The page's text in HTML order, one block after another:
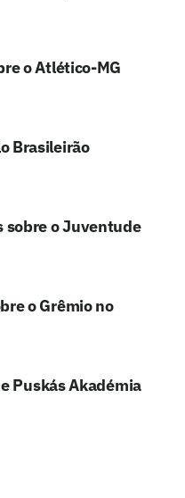
o Atlético-MG
Brasileirão
sobre o Juventude
o Grêmio no
Puskás Akadémia